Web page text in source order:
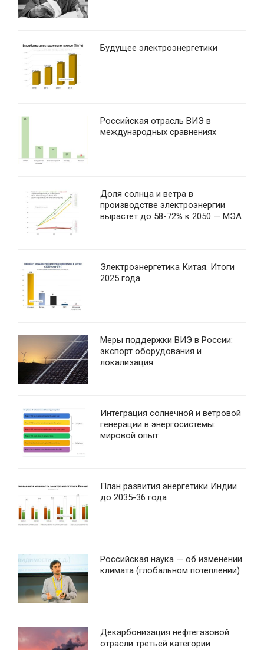
Будущее электроэнергетики
Российская отрасль ВИЭ в
международных сравнениях
Доля солнца и ветра в
производстве электроэнергии
вырастет до 58-72% к 2050 — МЭА
Электроэнергетика Китая. Итоги
2025 года
Меры поддержки ВИЭ в России:
экспорт оборудования и
локализация
Интеграция солнечной и ветровой
генерации в энергосистемы:
мировой опыт
План развития энергетики Индии
до 2035-36 года
Российская наука — об изменении
климата (глобальном потеплении)
Декарбонизация нефтегазовой
отрасли третьей категории